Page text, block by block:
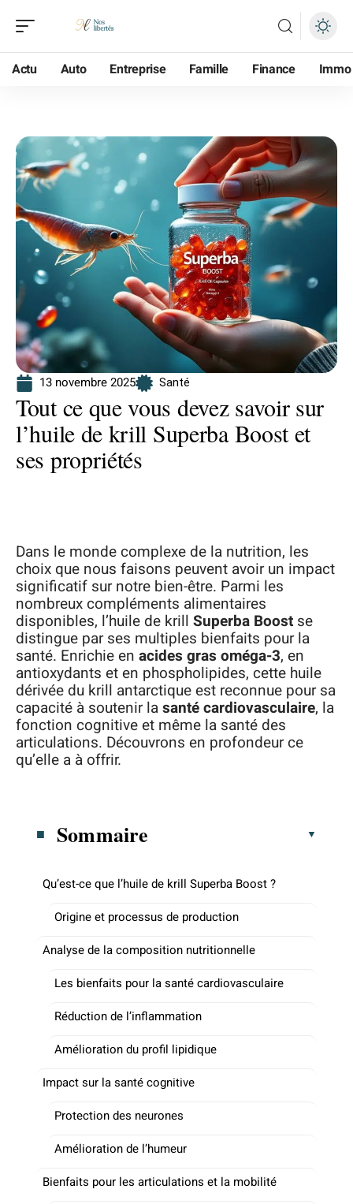
Actu Auto Entreprise Famille Finance Immo
13 novembre 2025 Santé
Tout ce que vous devez savoir sur
l’huile de krill Superba Boost et
ses propriétés
Dans le monde complexe de la nutrition, les
choix que nous faisons peuvent avoir un impact
significatif sur notre bien-être. Parmi les
nombreux compléments alimentaires
disponibles, l’huile de krill Superba Boost se
distingue par ses multiples bienfaits pour la
santé. Enrichie en acides gras oméga-3, en
antioxydants et en phospholipides, cette huile
dérivée du krill antarctique est reconnue pour sa
capacité à soutenir lasanté cardiovasculaire, la
fonction cognitive et même la santé des
articulations. Découvrons en profondeur ce
qu’elle a à offrir.
Sommaire
Qu’est-ce que l’huile de krill Superba Boost ?
Origine et processus de production
Analyse de la composition nutritionnelle
Les bienfaits pour la santé cardiovasculaire
Réduction de l’inflammation
Amélioration du profil lipidique
Impact sur la santé cognitive
Protection des neurones
Amélioration de l’humeur
Bienfaits pour les articulations et la mobilité